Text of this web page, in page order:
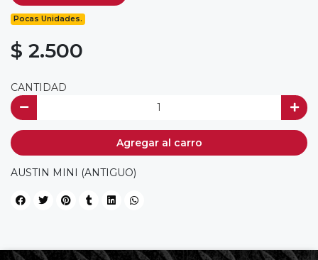
Pocas Unidades.
$ 2.500
CANTIDAD
Agregar al carro
AUSTIN MINI (ANTIGUO)